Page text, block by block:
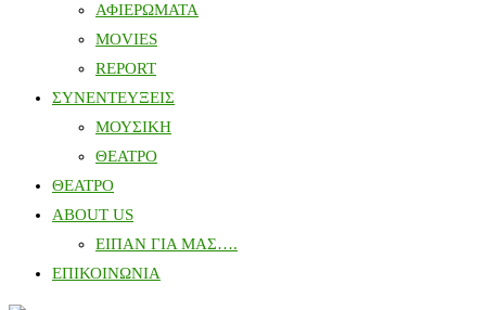
ΑΦΙΕΡΩΜΑΤΑ
MOVIES
REPORT
ΣΥΝΕΝΤΕΥΞΕΙΣ
ΜΟΥΣΙΚΗ
ΘΕΑΤΡΟ
ΘΕΑΤΡΟ
ABOUT US
ΕΙΠΑΝ ΓΙΑ ΜΑΣ….
ΕΠΙΚΟΙΝΩΝΙΑ